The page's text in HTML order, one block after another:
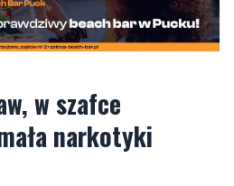
w szafce
narkotyki